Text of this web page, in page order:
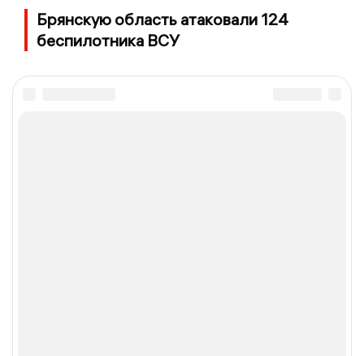
Брянскую область атаковали 124
беспилотника ВСУ